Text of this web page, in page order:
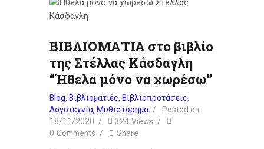
ΒΙΒΛΙΟΜΑΤΙΑ στο βιβλίο
της Στέλλας Κάσδαγλη
“Ήθελα μόνο να χωρέσω”
Blog, Βιβλιοματιές, Βιβλιοπροτάσεις,
Λογοτεχνία, Μυθιστόρημα
Posted on
18/11/2020
324 Views
0 Comments Share